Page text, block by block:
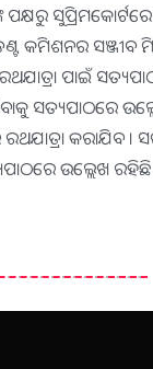
ପକ୍ଷରୁ
କମିଶନର ସଞ୍ଜୀବ
ପାଇଁ
ସତ୍ୟପାଠରେ
ରଥଯାତ୍ରା କରାଯିବ
ଉଲ୍ଲେଖ ରହିଛି